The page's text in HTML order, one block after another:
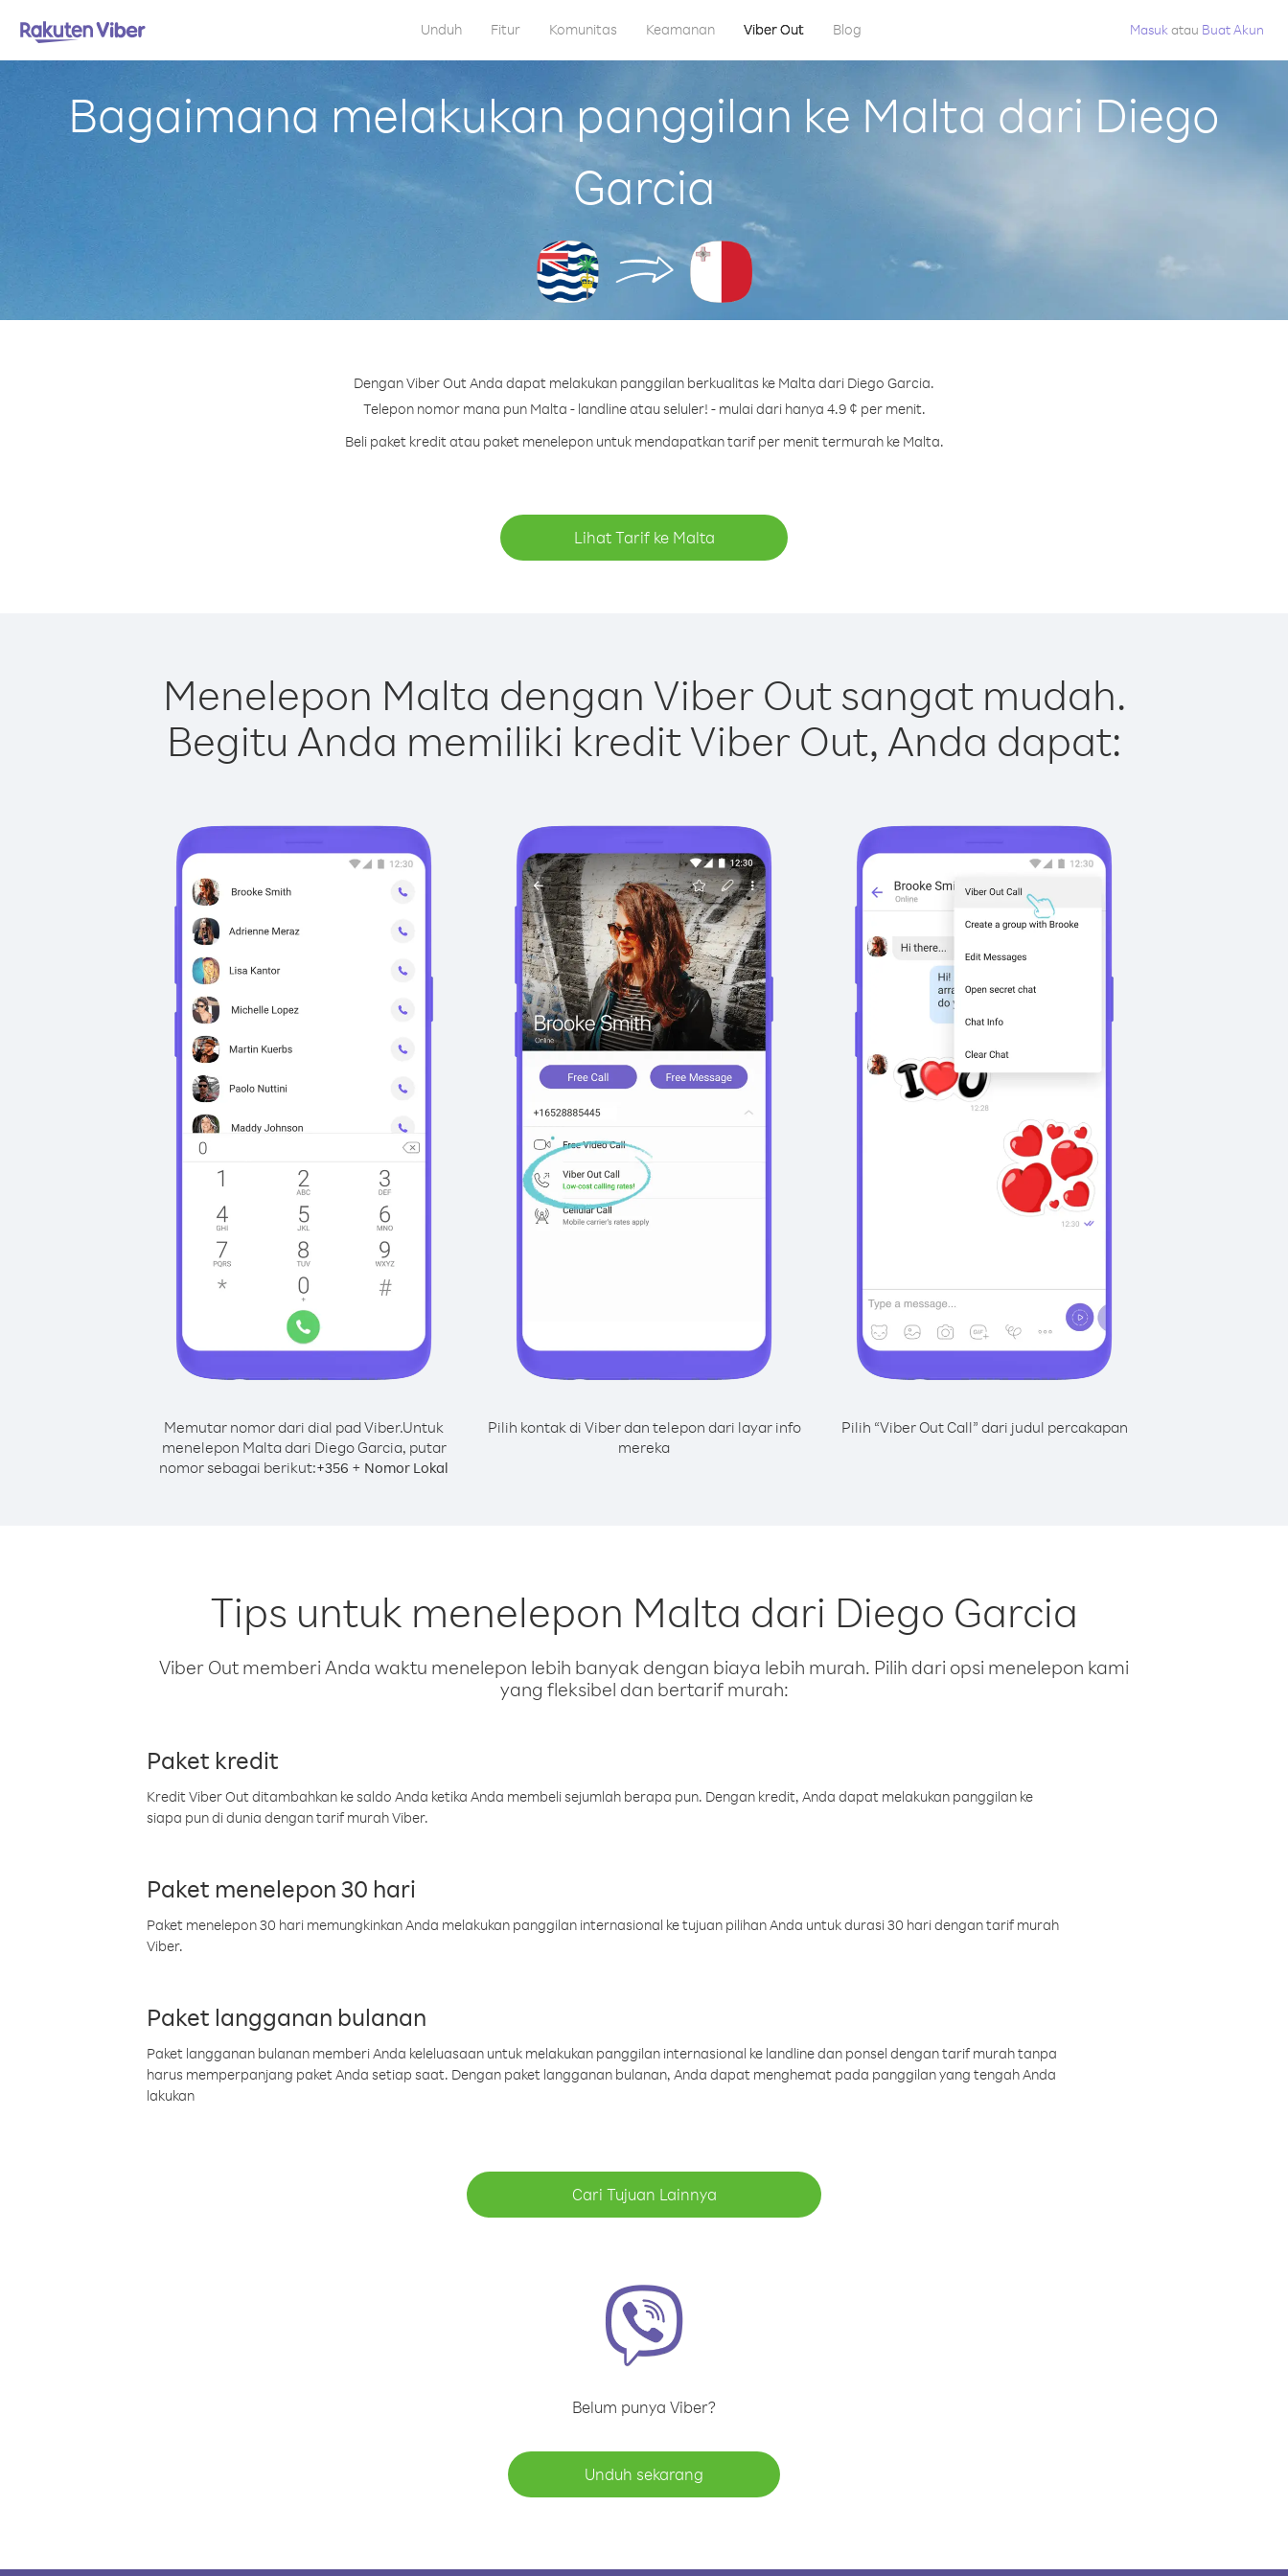
Unduh Fitur Komunitas Keamanan Viber Out Blog Masuk atau Buat Akun
Bagaimana melakukan panggilan ke Malta dari Diego
Garcia
Dengan Viber Out Anda dapat melakukan panggilan berkualitas ke Malta dari Diego Garcia.
Telepon nomor mana pun Malta - landline atau seluler! - mulai dari hanya 4.9 ¢ per menit.
Beli paket kredit atau paket menelepon untuk mendapatkan tarif per menit termurah ke Malta.
Lihat Tarif ke Malta
Menelepon Malta dengan Viber Out sangat mudah.
Begitu Anda memiliki kredit Viber Out, Anda dapat:
Memutar nomor dari dial pad Viber.Untuk
menelepon Malta dari Diego Garcia, putar
nomor sebagai berikut:+356 + Nomor Lokal
Pilih kontak di Viber dan telepon dari layar info
mereka
Pilih “Viber Out Call” dari judul percakapan
Tips untuk menelepon Malta dari Diego Garcia
Viber Out memberi Anda waktu menelepon lebih banyak dengan biaya lebih murah. Pilih dari opsi menelepon kami
yang fleksibel dan bertarif murah:
Paket kredit
Kredit Viber Out ditambahkan ke saldo Anda ketika Anda membeli sejumlah berapa pun. Dengan kredit, Anda dapat melakukan panggilan ke
siapa pun di dunia dengan tarif murah Viber.
Paket menelepon 30 hari
Paket menelepon 30 hari memungkinkan Anda melakukan panggilan internasional ke tujuan pilihan Anda untuk durasi 30 hari dengan tarif murah
Viber.
Paket langganan bulanan
Paket langganan bulanan memberi Anda keleluasaan untuk melakukan panggilan internasional ke landline dan ponsel dengan tarif murah tanpa
harus memperpanjang paket Anda setiap saat. Dengan paket langganan bulanan, Anda dapat menghemat pada panggilan yang tengah Anda
lakukan
Cari Tujuan Lainnya
Belum punya Viber?
Unduh sekarang